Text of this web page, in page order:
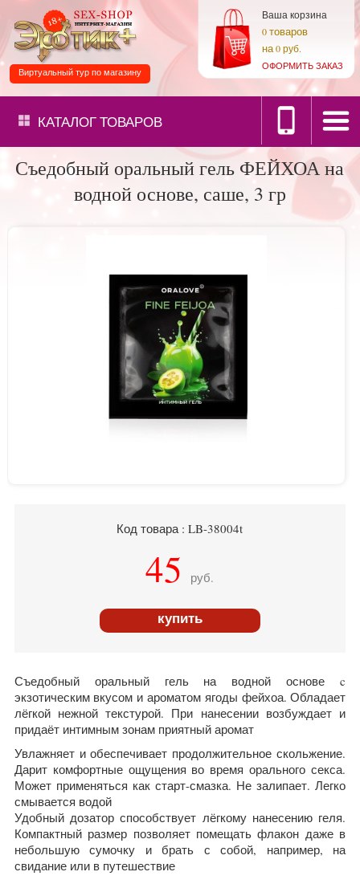
Ваша корзина
0товаров
на0 руб.
ОФОРМИТЬ ЗАКАЗ
Виртуальный тур по магазину
КАТАЛОГТОВАРОВ
Съедобный оральный гель ФЕЙХОА на
водной основе, саше, 3 гр
Код товара : LB-38004t
45 руб.
купить
Съедобный оральный гель на водной основе c
экзотическим вкусом и ароматом ягоды фейхоа. Обладает
лёгкой нежной текстурой. При нанесении возбуждает и
придаёт интимным зонам приятный аромат
Увлажняет и обеспечивает продолжительное скольжение.
Дарит комфортные ощущения во время орального секса.
Может применяться как старт-смазка. Не залипает. Легко
смывается водой
Удобный дозатор способствует лёгкому нанесению геля.
Компактный размер позволяет помещать флакон даже в
небольшую сумочку и брать с собой, например, на
свидание или в путешествие